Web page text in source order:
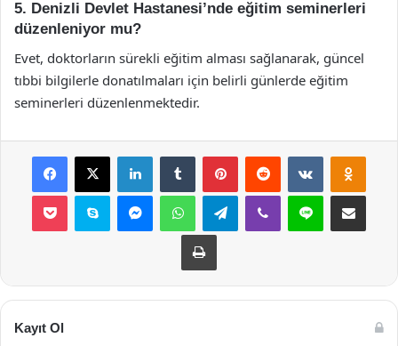
5. Denizli Devlet Hastanesi’nde eğitim seminerleri
düzenleniyor mu?
Evet, doktorların sürekli eğitim alması sağlanarak, güncel
tıbbi bilgilerle donatılmaları için belirli günlerde eğitim
seminerleri düzenlenmektedir.
Facebook
X LinkedInTumblr PinterestReddit VKontakte
Pocket Skype MessengerWhatsAppTelegramViber Line E-Posta ile
Yazdır
Kayıt Ol